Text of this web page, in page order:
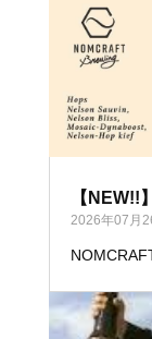
【NEW!!
2026年07月